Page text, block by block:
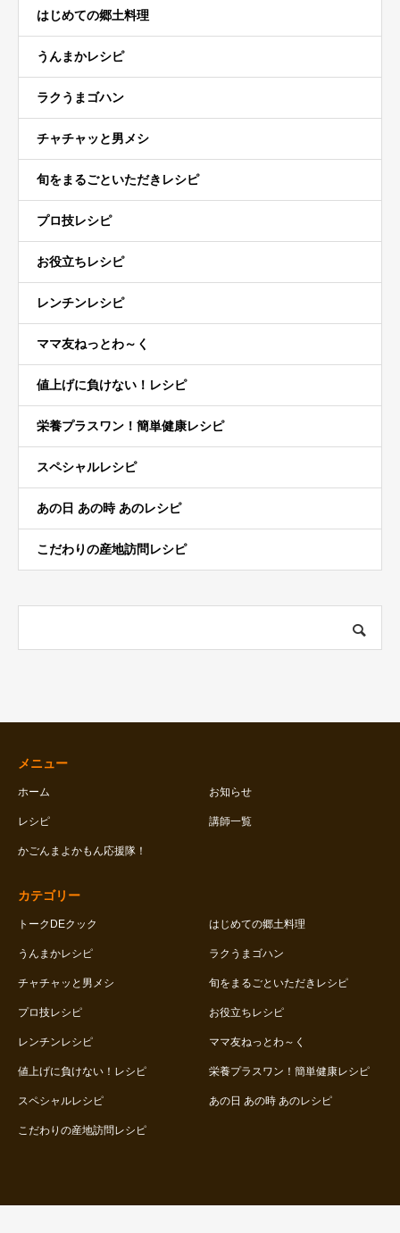
はじめての郷土料理
うんまかレシピ
ラクうまゴハン
チャチャッと男メシ
旬をまるごといただきレシピ
プロ技レシピ
お役立ちレシピ
レンチンレシピ
ママ友ねっとわ～く
値上げに負けない！レシピ
栄養プラスワン！簡単健康レシピ
スペシャルレシピ
あの日 あの時 あのレシピ
こだわりの産地訪問レシピ
メニュー
ホーム お知らせ
レシピ 講師一覧
かごんまよかもん応援隊！
カテゴリー
トークDEクック はじめての郷土料理
うんまかレシピ ラクうまゴハン
チャチャッと男メシ 旬をまるごといただきレシピ
プロ技レシピ お役立ちレシピ
レンチンレシピ ママ友ねっとわ～く
値上げに負けない！レシピ 栄養プラスワン！簡単健康レシピ
スペシャルレシピ あの日 あの時 あのレシピ
こだわりの産地訪問レシピ